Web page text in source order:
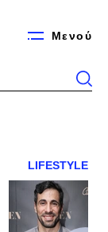
Μενού
LIFESTYLE